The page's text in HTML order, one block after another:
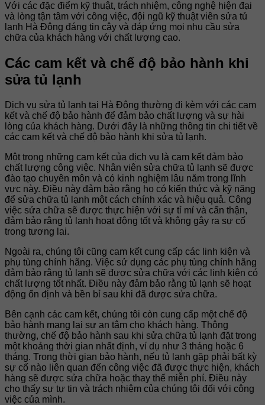
Với các đặc điểm kỹ thuật, trách nhiệm, công nghệ hiện đại
và lòng tận tâm với công việc, đội ngũ kỹ thuật viên sửa tủ
lạnh Hà Đông đáng tin cậy và đáp ứng mọi nhu cầu sửa
chữa của khách hàng với chất lượng cao.
Các cam kết và chế độ bảo hành khi
sửa tủ lạnh
Dịch vụ sửa tủ lạnh tại Hà Đông thường đi kèm với các cam
kết và chế độ bảo hành để đảm bảo chất lượng và sự hài
lòng của khách hàng. Dưới đây là những thông tin chi tiết về
các cam kết và chế độ bảo hành khi sửa tủ lạnh.
Một trong những cam kết của dịch vụ là cam kết đảm bảo
chất lượng công việc. Nhân viên sửa chữa tủ lạnh sẽ được
đào tạo chuyên môn và có kinh nghiệm lâu năm trong lĩnh
vực này. Điều này đảm bảo rằng họ có kiến thức và kỹ năng
để sửa chữa tủ lạnh một cách chính xác và hiệu quả. Công
việc sửa chữa sẽ được thực hiện với sự tỉ mỉ và cẩn thận,
đảm bảo rằng tủ lạnh hoạt động tốt và không gây ra sự cố
trong tương lai.
Ngoài ra, chúng tôi cũng cam kết cung cấp các linh kiện và
phụ tùng chính hãng. Việc sử dụng các phụ tùng chính hãng
đảm bảo rằng tủ lạnh sẽ được sửa chữa với các linh kiện có
chất lượng tốt nhất. Điều này đảm bảo rằng tủ lạnh sẽ hoạt
động ổn định và bền bỉ sau khi đã được sửa chữa.
Bên cạnh các cam kết, chúng tôi còn cung cấp một chế độ
bảo hành mang lại sự an tâm cho khách hàng. Thông
thường, chế độ bảo hành sau khi sửa chữa tủ lạnh đặt trong
một khoảng thời gian nhất định, ví dụ như 3 tháng hoặc 6
tháng. Trong thời gian bảo hành, nếu tủ lạnh gặp phải bất kỳ
sự cố nào liên quan đến công việc đã được thực hiện, khách
hàng sẽ được sửa chữa hoặc thay thế miễn phí. Điều này
cho thấy sự tự tin và trách nhiệm của chúng tôi đối với công
việc của mình.